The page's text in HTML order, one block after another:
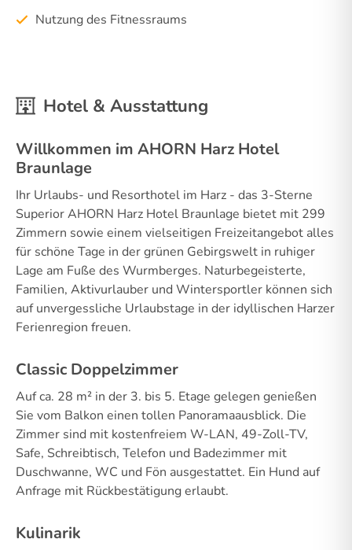
Nutzung des Fitnessraums
Hotel & Ausstattung
Willkommen im AHORN Harz Hotel
Braunlage
Ihr Urlaubs- und Resorthotel im Harz - das 3-Sterne
Superior AHORN Harz Hotel Braunlage bietet mit 299
Zimmern sowie einem vielseitigen Freizeitangebot alles
für schöne Tage in der grünen Gebirgswelt in ruhiger
Lage am Fuße des Wurmberges. Naturbegeisterte,
Familien, Aktivurlauber und Wintersportler können sich
auf unvergessliche Urlaubstage in der idyllischen Harzer
Ferienregion freuen.
Classic Doppelzimmer
Auf ca. 28 m² in der 3. bis 5. Etage gelegen genießen
Sie vom Balkon einen tollen Panoramaausblick. Die
Zimmer sind mit kostenfreiem W-LAN, 49-Zoll-TV,
Safe, Schreibtisch, Telefon und Badezimmer mit
Duschwanne, WC und Fön ausgestattet. Ein Hund auf
Anfrage mit Rückbestätigung erlaubt.
Kulinarik